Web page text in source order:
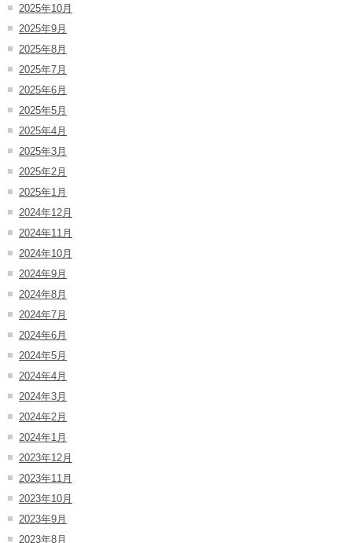
2025年10月
2025年9月
2025年8月
2025年7月
2025年6月
2025年5月
2025年4月
2025年3月
2025年2月
2025年1月
2024年12月
2024年11月
2024年10月
2024年9月
2024年8月
2024年7月
2024年6月
2024年5月
2024年4月
2024年3月
2024年2月
2024年1月
2023年12月
2023年11月
2023年10月
2023年9月
2023年8月